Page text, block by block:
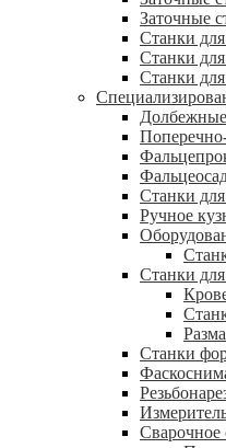
Заточные
Станки
Станки
Станки
Станки
Ручное
Станки
Станки
Сварочное